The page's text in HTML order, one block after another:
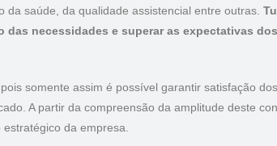
saúde, da qualidade assistencial entre outras.
necessidades e superar as expectativas dos
, pois somente assim é possível garantir satisfação
A partir da compreensão da amplitude deste
da empresa.